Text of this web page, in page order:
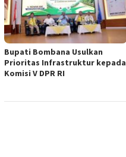
Bupati Bombana Usulkan
Prioritas Infrastruktur kepada
Komisi V DPR RI